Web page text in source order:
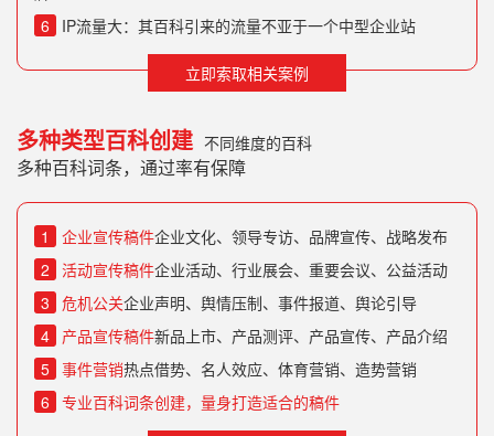
6
IP流量大：其百科引来的流量不亚于一个中型企业站
立即索取相关案例
多种类型百科创建 不同维度的百科
多种百科词条，通过率有保障
1 企业宣传稿件企业文化、领导专访、品牌宣传、战略发布
2 活动宣传稿件企业活动、行业展会、重要会议、公益活动
3 危机公关企业声明、舆情压制、事件报道、舆论引导
4 产品宣传稿件新品上市、产品测评、产品宣传、产品介绍
5 事件营销热点借势、名人效应、体育营销、造势营销
6 专业百科词条创建，量身打造适合的稿件